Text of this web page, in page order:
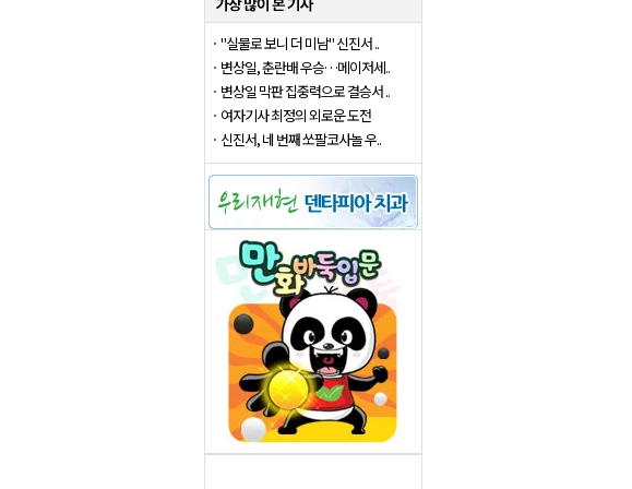
"실물로 보니 더 미남" 신진서 ..
변상일, 춘란배 우승…메이저세..
변상일 막판 집중력으로 결승서 ..
여자기사 최정의 외로운 도전
신진서, 네 번째 쏘팔코사놀 우..